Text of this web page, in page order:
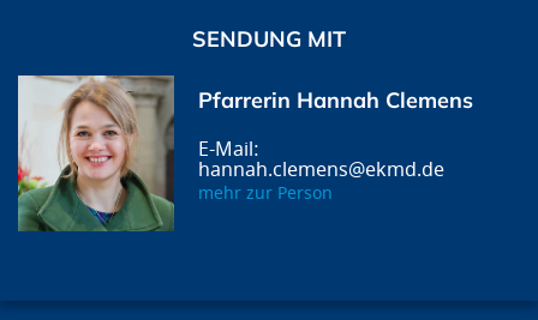
SENDUNG MIT
Pfarrerin Hannah Clemens
hannah.clemens@ekmd.de
mehr zur Person